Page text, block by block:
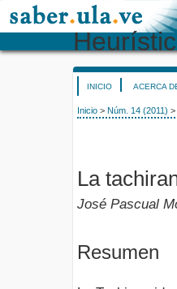
INICIO ACERCA
Inicio > Núm. 14 (2011) >
La
José Pascual
Resumen